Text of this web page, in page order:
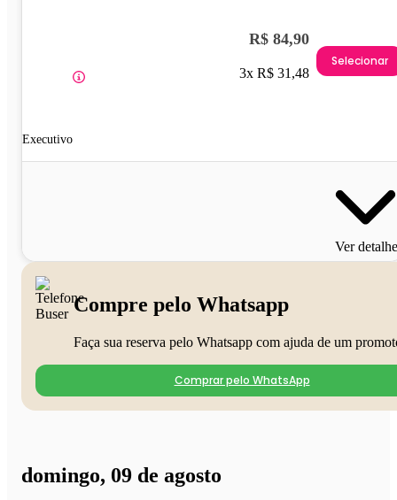
Executivo
R$ 84,90
3x R$ 31,48
Selecionar
Ver
Compre pelo Whatsapp
Faça sua reserva pelo Whatsapp com ajuda de um
Comprar pelo WhatsApp
domingo, 09 de agosto